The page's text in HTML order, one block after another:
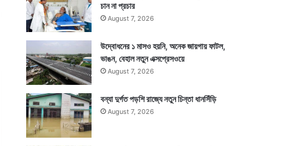
চান না প্রচার
August 7, 2026
উদ্বোধনের ১ মাসও হয়নি, অনেক জায়গায় ফাটল,
ভাঙন, বেহাল নতুন এক্সপ্রেসওয়ে
August 7, 2026
বন্যা দুর্গত পড়শি রাজ্যে নতুন চিন্তা ধানসিঁড়ি
August 7, 2026